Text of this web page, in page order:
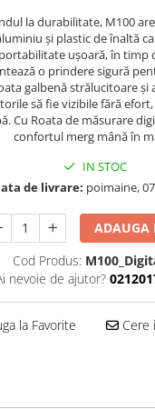
la durabilitate, M100
și plastic de înaltă
ușoară, în timp
o prindere sigură
galbenă strălucitoare și
să fie vizibile fără
Cu Roata de măsurare
confortul merg mână în
IN STOC
de livrare: poimaine,
ADAUGA
Cod Produs:
nevoie de ajutor?
la Favorite Cere